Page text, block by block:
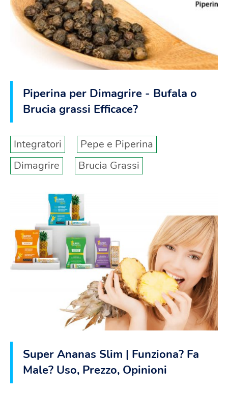
Piperina per Dimagrire - Bufala o
Brucia grassi Efficace?
Integratori
Pepe e Piperina
Dimagrire
Brucia Grassi
Super Ananas Slim | Funziona? Fa
Male? Uso, Prezzo, Opinioni